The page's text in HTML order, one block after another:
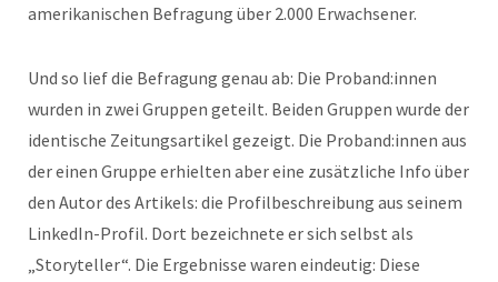
amerikanischen Befragung über 2.000 Erwachsener.
Und so lief die Befragung genau ab: Die Proband:innen
wurden in zwei Gruppen geteilt. Beiden Gruppen wurde der
identische Zeitungsartikel gezeigt. Die Proband:innen aus
der einen Gruppe erhielten aber eine zusätzliche Info über
den Autor des Artikels: die Profilbeschreibung aus seinem
LinkedIn-Profil. Dort bezeichnete er sich selbst als
„Storyteller“. Die Ergebnisse waren eindeutig: Diese